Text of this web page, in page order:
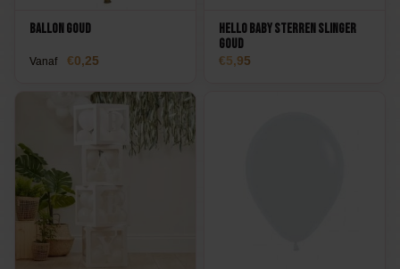
Ballon Goud
Vanaf 0,25
Hello Baby Sterren Slinger
Goud
5,95